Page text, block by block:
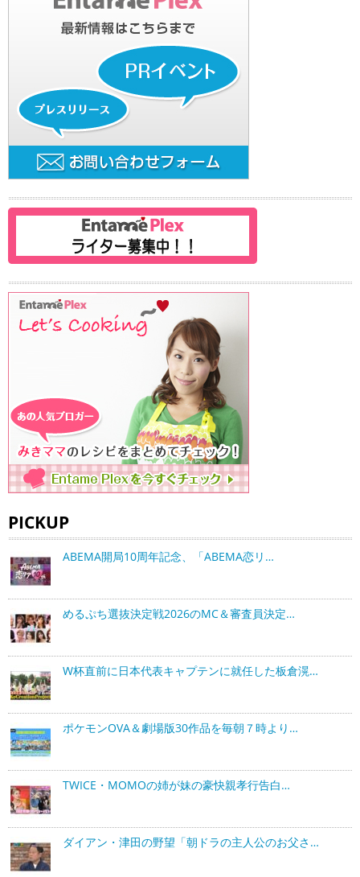
PICKUP
ABEMA開局10周年記念、「ABEMA恋リ…
めるぷち選抜決定戦2026のMC＆審査員決定…
W杯直前に日本代表キャプテンに就任した板倉滉…
ポケモンOVA＆劇場版30作品を毎朝７時より…
TWICE・MOMOの姉が妹の豪快親孝行告白…
ダイアン・津田の野望「朝ドラの主人公のお父さ…